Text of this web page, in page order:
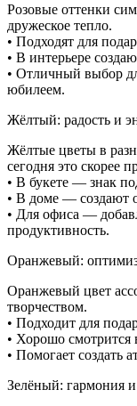
Розовые оттенки
дружеское тепло.
• Подходят для
• В интерьере
• Отличный выбор
юбилеем.
Жёлтый: радость и
Жёлтые цветы в
сегодня это скорее
• В букете — знак
• В доме — создают
• Для офиса —
продуктивность.
Оранжевый:
Оранжевый цвет
творчеством.
• Подходит для
• Хорошо смотрится
• Помогает создать
Зелёный: гармония